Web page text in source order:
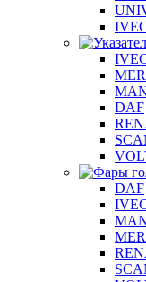
DAF
DAF